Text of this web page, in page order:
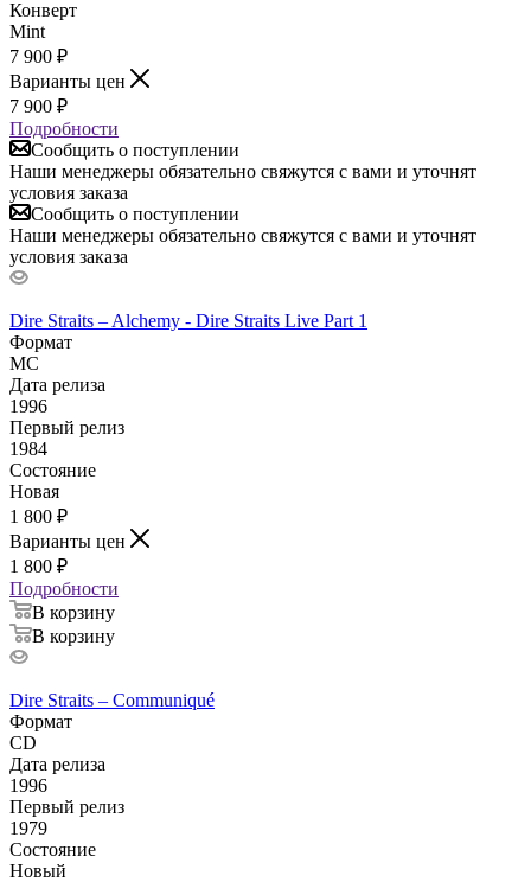
Конверт
Mint
7 900 ₽
Варианты цен
7 900 ₽
Подробности
Сообщить о поступлении
Наши менеджеры обязательно свяжутся с вами и уточнят
условия заказа
Сообщить о поступлении
Наши менеджеры обязательно свяжутся с вами и уточнят
условия заказа
Dire Straits – Alchemy - Dire Straits Live Part 1
Формат
MC
Дата релиза
1996
Первый релиз
1984
Состояние
Новая
1 800 ₽
Варианты цен
1 800 ₽
Подробности
В корзину
В корзину
Dire Straits – Communiqué
Формат
CD
Дата релиза
1996
Первый релиз
1979
Состояние
Новый